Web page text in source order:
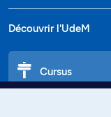
Découvrir l'UdeM
Cursus